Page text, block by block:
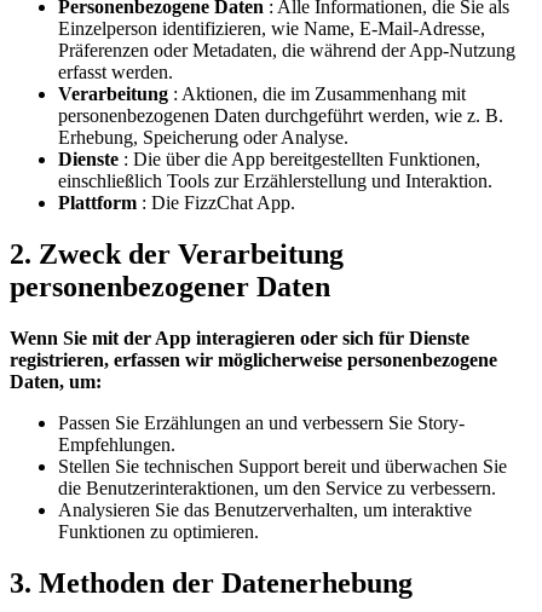
Personenbezogene Daten : Alle Informationen, die Sie als
Einzelperson identifizieren, wie Name, E-Mail-Adresse,
Präferenzen oder Metadaten, die während der App-Nutzung
erfasst werden.
Verarbeitung : Aktionen, die im Zusammenhang mit
personenbezogenen Daten durchgeführt werden, wie z. B.
Erhebung, Speicherung oder Analyse.
Dienste : Die über die App bereitgestellten Funktionen,
einschließlich Tools zur Erzählerstellung und Interaktion.
Plattform : Die FizzChat App.
2. Zweck der Verarbeitung
personenbezogener Daten
Wenn Sie mit der App interagieren oder sich für Dienste
registrieren, erfassen wir möglicherweise personenbezogene
Daten, um:
Passen Sie Erzählungen an und verbessern Sie Story-
Empfehlungen.
Stellen Sie technischen Support bereit und überwachen Sie
die Benutzerinteraktionen, um den Service zu verbessern.
Analysieren Sie das Benutzerverhalten, um interaktive
Funktionen zu optimieren.
3. Methoden der Datenerhebung